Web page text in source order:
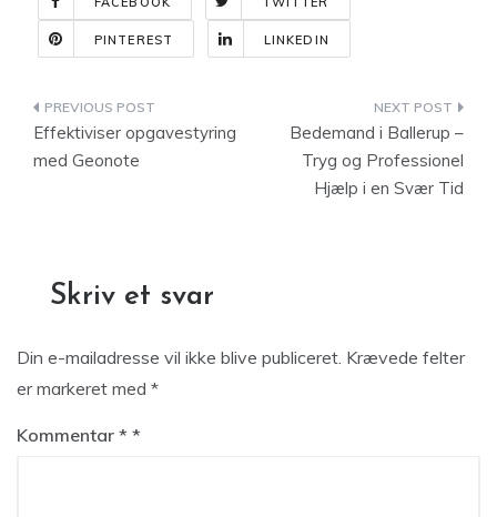
PINTEREST LINKEDIN
Indlægsnavigation
Effektiviser opgavestyring
med Geonote
Bedemand i Ballerup –
Tryg og Professionel
Hjælp i en Svær Tid
Skriv et svar
Din e-mailadresse vil ikke blive publiceret. Krævede felter
er markeret med *
Kommentar *